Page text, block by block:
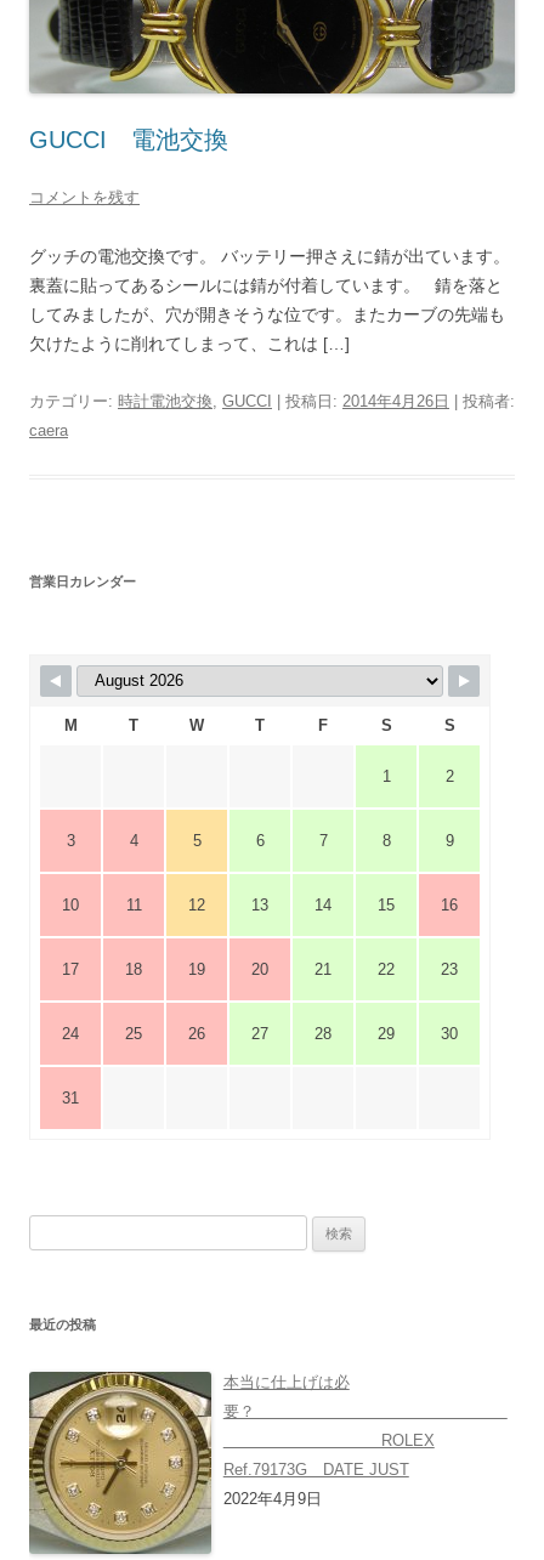
GUCCI 電池交換
コメントを残す
グッチの電池交換です。 バッテリー押さえに錆が出ています。
裏蓋に貼ってあるシールには錆が付着しています。 錆を落と
してみましたが、穴が開きそうな位です。またカーブの先端も
欠けたように削れてしまって、これは […]
カテゴリー: 時計電池交換 GUCCI | 投稿日: 2014年4月26日 | 投稿者:
caera
営業日カレンダー
M T W T F S S
1 2
3 4 5 6 7 8 9
10 11 12 13 14 15 16
17 18 19 20 21 22 23
24 25 26 27 28 29 30
31
索:
最近の投稿
本当に仕上げは必
要？
ROLEX
Ref.79173G DATE JUST
2022年4月9日